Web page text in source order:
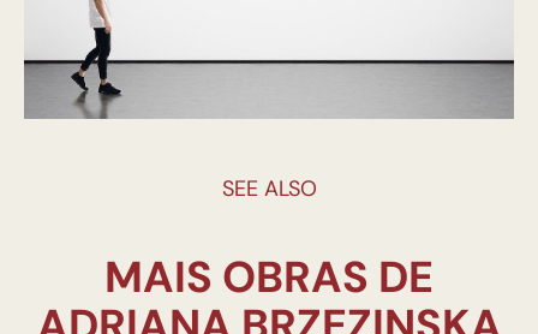
SEE ALSO
MAIS OBRAS DE